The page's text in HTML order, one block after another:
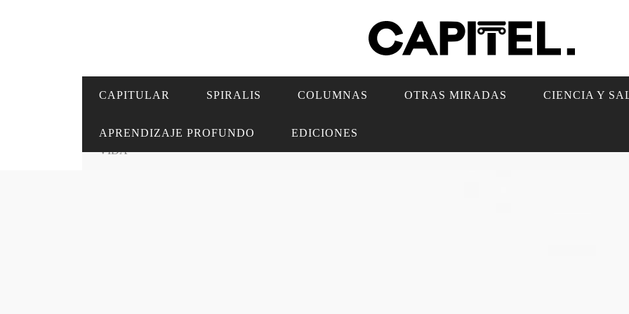
CAPITULAR SPIRALIS COLUMNAS OTRAS MIRADAS CIENCIA Y
APRENDIZAJE PROFUNDO EDICIONES
Home › COLUMNAS › POLILLAS ESCONDIDAS Y FLAMENCOS BLANCOS: LO QUE LAS
VIDA